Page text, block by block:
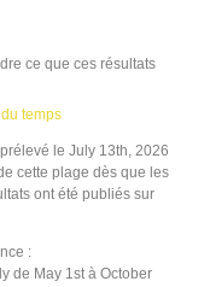
ce que ces résultats
temps
le July 13th, 2026
cette plage dès que les
ont été publiés sur
:
de May 1st à October